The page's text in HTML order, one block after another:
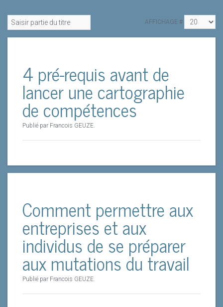
AFFICHAGE #
4 pré-requis avant de
lancer une cartographie
de compétences
Publié par Francois GEUZE.
Comment permettre aux
entreprises et aux
individus de se préparer
aux mutations du travail
Publié par Francois GEUZE.